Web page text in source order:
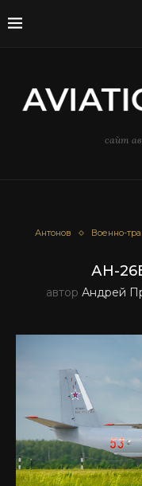
сайт
Антонов Военно-
АН-
автор Андрей